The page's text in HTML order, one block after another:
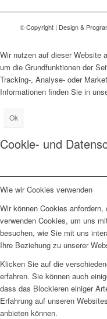
© Copyright | Design &
Wir nutzen auf dieser Website
um die Grundfunktionen der
Tracking-, Analyse- oder
Informationen finden Sie in
Ok
Cookie- und
Wie wir Cookies verwenden
Wir können Cookies
verwenden Cookies, um uns
besuchen, wie Sie mit uns
Ihre Beziehung zu unserer
Klicken Sie auf die
erfahren. Sie können auch
dass das Blockieren einiger
Erfahrung auf unseren
anbieten können.